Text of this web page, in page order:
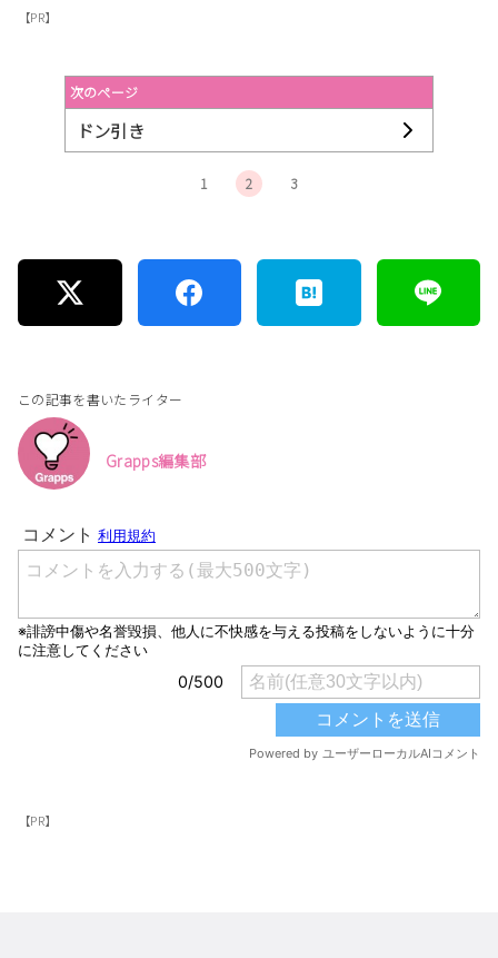
【PR】
次のページ
ドン引き
1 2 3
この記事を書いたライター
Grapps編集部
【PR】